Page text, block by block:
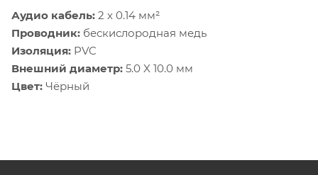
Аудио кабель: 2 х 0.14 мм²
Проводник: бескислородная медь
Изоляция: PVC
Внешний диаметр: 5.0 X 10.0 мм
Цвет: Чёрный